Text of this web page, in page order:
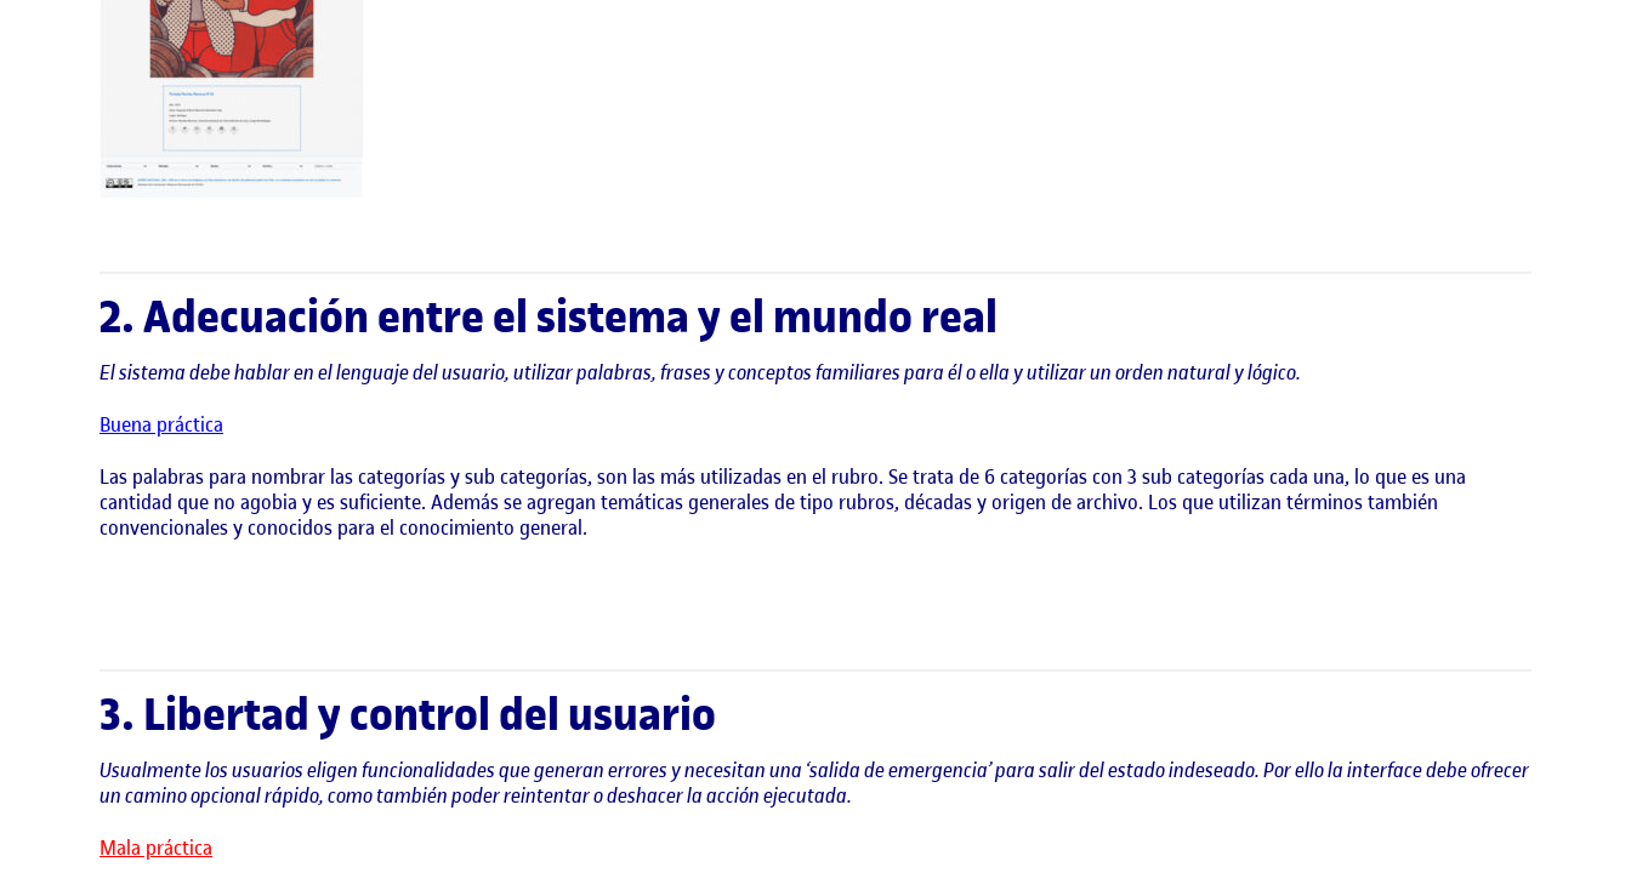
2. Adecuación entre el sistema y el mundo real
El sistema debe hablar en el lenguaje del usuario, utilizar palabras, frases y conceptos familiares para él o ella y utilizar un orden natural y lógico.
Buena práctica
Las palabras para nombrar las categorías y sub categorías, son las más utilizadas en el rubro. Se trata de 6 categorías con 3 sub categorías cada una, lo que es una
cantidad que no agobia y es suficiente. Además se agregan temáticas generales de tipo rubros, décadas y origen de archivo. Los que utilizan términos también
convencionales y conocidos para el conocimiento general.
3. Libertad y control del usuario
Usualmente los usuarios eligen funcionalidades que generan errores y necesitan una ‘salida de emergencia’ para salir del estado indeseado. Por ello la interface debe ofrecer
un camino opcional rápido, como también poder reintentar o deshacer la acción ejecutada.
Mala práctica